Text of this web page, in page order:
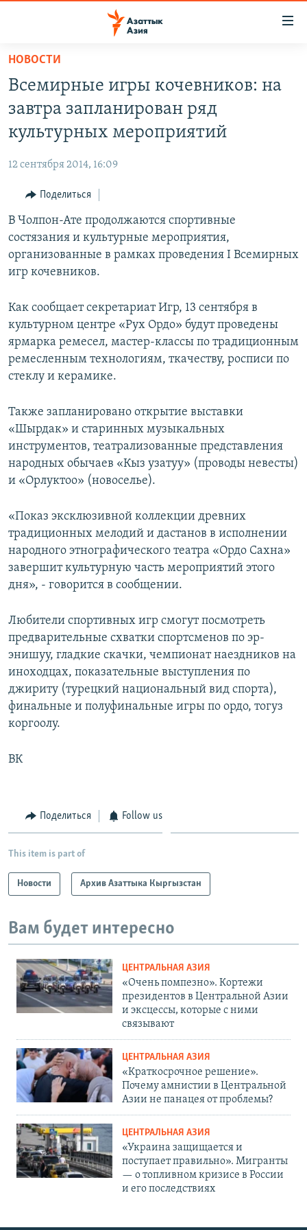
Вернуться
основному
содержанию
Вернутся
главной
навигации
Вернутся
поиску
КАЗАХСТАН
ТАДЖИКИСТАН
НОВОСТИ
ВОЙНА В УКРАИНЕ
ҚАЗАҚША
КЫРГЫЗЧА
ЎЗБЕКЧА
TÜRKMENÇE
Все сайты РСЕ/РС
НОВОСТИ
Всемирные игры кочевников: на
завтра запланирован ряд
культурных мероприятий
12 сентября 2014, 16:09
Поделиться
В Чолпон-Ате продолжаются спортивные
состязания и культурные мероприятия,
организованные в рамках проведения I Всемирных
игр кочевников.
Как сообщает секретариат Игр, 13 сентября в
культурном центре «Рух Ордо» будут проведены
ярмарка ремесел, мастер-классы по традиционным
ремесленным технологиям, ткачеству, росписи по
стеклу и керамике.
Также запланировано открытие выставки
«Шырдак» и старинных музыкальных
инструментов, театрализованные представления
народных обычаев «Кыз узатуу» (проводы невесты)
и «Орлуктоо» (новоселье).
«Показ эксклюзивной коллекции древних
традиционных мелодий и дастанов в исполнении
народного этнографического театра «Ордо Сахна»
завершит культурную часть мероприятий этого
дня», - говорится в сообщении.
Любители спортивных игр смогут посмотреть
предварительные схватки спортсменов по эр-
энишуу, гладкие скачки, чемпионат наездников на
иноходцах, показательные выступления по
джириту (турецкий национальный вид спорта),
финальные и полуфинальные игры по ордо, тогуз
коргоолу.
ВК
Поделиться Follow us
This item is part of
Новости Архив Азаттыка Кыргызстан
Вам будет интересно
ЦЕНТРАЛЬНАЯ АЗИЯ
«Очень помпезно». Кортежи
президентов в Центральной Азии
и эксцессы, которые с ними
связывают
ЦЕНТРАЛЬНАЯ АЗИЯ
«Краткосрочное решение».
Почему амнистии в Центральной
Азии не панацея от проблемы?
ЦЕНТРАЛЬНАЯ АЗИЯ
«Украина защищается и
поступает правильно». Мигранты
— о топливном кризисе в России
и его последствиях